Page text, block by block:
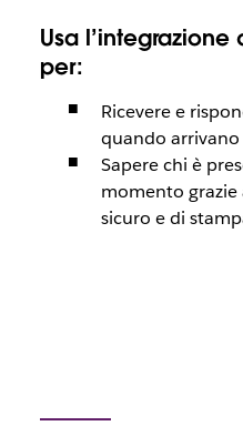
Usa
per:
Ricevere e
quando
Sapere chi è
momento grazie
sicuro e di